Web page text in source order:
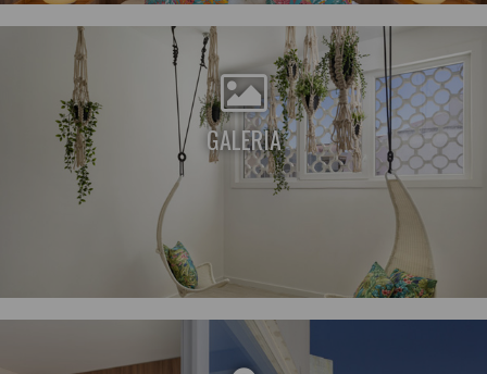
GALERIA